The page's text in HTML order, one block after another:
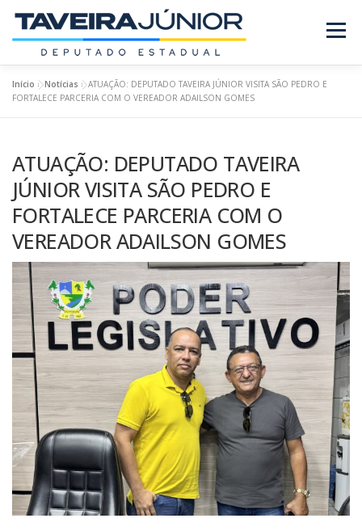
conteúdo
Menu
SOBRE O DEPUTADO PROJETOS/LEIS
REQUERIMENTOS EMENDAS NOTÍCIAS
REVISTA
Início »Notícias »ATUAÇÃO: DEPUTADO TAVEIRA JÚNIOR VISITA SÃO PEDRO E
FORTALECE PARCERIA COM O VEREADOR ADAILSON GOMES
ATUAÇÃO: DEPUTADO TAVEIRA
JÚNIOR VISITA SÃO PEDRO E
FORTALECE PARCERIA COM O
VEREADOR ADAILSON GOMES